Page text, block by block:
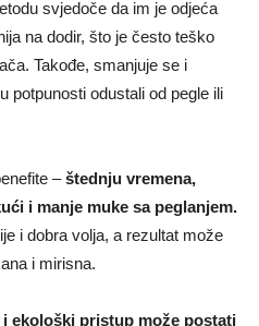
svjedoče da im je odjeća
na dodir, što je često teško
Takođe, smanjuje se i
potpunosti odustali od pegle ili
–štednju vremena,
i manje muke sa peglanjem.
i dobra volja, a rezultat može
i mirisna.
ekološki pristup može postati